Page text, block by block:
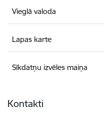
Vieglā valoda
Lapas karte
Sīkdatņu izvēles maiņa
Kontakti